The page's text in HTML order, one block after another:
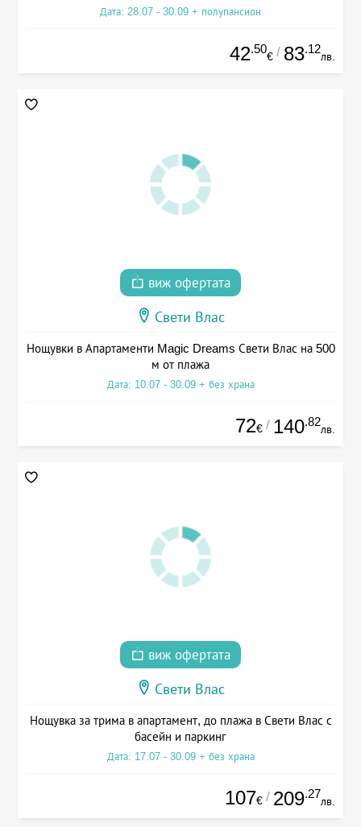
Дата: 28.07 - 30.09 + полупансион
42.50
€ / 83.12
лв.
виж офертата
Свети Влас
Нощувки в Апартаменти Magic Dreams Свети Влас на 500
м от плажа
Дата: 10.07 - 30.09 + без храна
72€ / 140.82
лв.
виж офертата
Свети Влас
Нощувка за трима в апартамент, до плажа в Свети Влас с
басейн и паркинг
Дата: 17.07 - 30.09 + без храна
107€ / 209.27
лв.